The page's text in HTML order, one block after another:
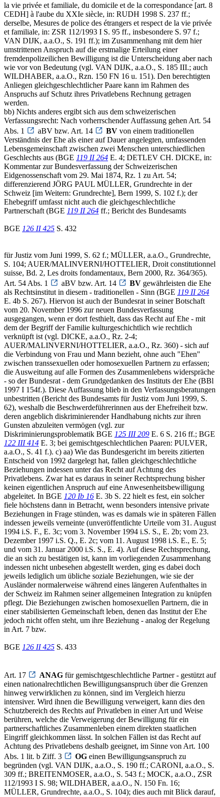
la vie privée et familiale, du domicile et de la correspondance [art. 8
CEDH] à l'aube du XXIe siècle, in: RUDH 1998 S. 237 ff.;
derselbe, Mesures de police des étrangers et respect de la vie privée
et familiale, in: ZSR 112/1993 I S. 95 ff., insbesondere S. 97 f.;
VAN DIJK, a.a.O., S. 191 ff.); im Zusammenhang mit dem hier
umstrittenen Anspruch auf die erstmalige Erteilung einer
fremdenpolizeilichen Bewilligung ist die Unterscheidung aber nach
wie vor von Bedeutung (vgl. VAN DIJK, a.a.O., S. 185 III.; auch
WILDHABER, a.a.O., Rzn. 150 FN 16 u. 151). Den berechtigten
Anliegen gleichgeschlechtlicher Paare kann im Rahmen des
Anspruchs auf Schutz ihres Privatlebens Rechnung getragen
werden.
bb) Nichts anderes ergibt sich aus dem schweizerischen
Verfassungsrecht: Nach vorherrschender Auffassung gehen Art. 54
Abs. 1
aBV bzw. Art. 14 BV von einem traditionellen
Verständnis der Ehe als einer auf Dauer angelegten, umfassenden
Lebensgemeinschaft zwischen zwei Menschen unterschiedlichen
Geschlechts aus (BGE 119 II 264 E. 4; DETLEV CH. DICKE, in:
Kommentar zur Bundesverfassung der Schweizerischen
Eidgenossenschaft vom 29. Mai 1874, Rz. 1 zu Art. 54;
differenzierend JÖRG PAUL MÜLLER, Grundrechte in der
Schweiz [im Weitern: Grundrechte], Bern 1999, S. 102 f.); der
Ehebegriff umfasst nicht auch die gleichgeschlechtliche
Partnerschaft (BGE 119 II 264 ff.; Bericht des Bundesamts
BGE 126 II 425 S. 432
für Justiz vom Juni 1999, S. 62 f.; MÜLLER, a.a.O., Grundrechte,
S. 104; AUER/MALINVERNI/HOTTELIER, Droit constitutionnel
suisse, Bd. 2, Les droits fondamentaux, Bern 2000, Rz. 364/365).
Art. 54 Abs. 1
aBV bzw. Art. 14 BV gewährleisten die Ehe
als Rechtsinstitut in diesem - traditionellen - Sinn (BGE 119 II 264
E. 4b S. 267). Hiervon ist auch der Bundesrat in seiner Botschaft
vom 20. November 1996 zur neuen Bundesverfassung
ausgegangen, wenn er dort festhielt, dass das Recht auf Ehe - mit
dem der Begriff der Familie kulturgeschichtlich wie rechtlich
verknüpft ist (vgl. DICKE, a.a.O., Rz. 2-4;
AUER/MALINVERNI/HOTTELIER, a.a.O., Rz. 360) - sich auf
die Verbindung von Frau und Mann bezieht, ohne auch "Ehen"
zwischen transsexuellen oder homosexuellen Partnern zu erfassen;
die Ausweitung auf alle Formen des Zusammenlebens widerspräche
- so der Bundesrat - dem Grundgedanken des Instituts der Ehe (BBl
1997 I 154f.). Diese Auffassung blieb in den Verfassungsberatungen
unbestritten (Bericht des Bundesamts für Justiz vom Juni 1999, S.
62), weshalb die Beschwerdeführerinnen aus der Ehefreiheit bzw.
deren angeblich diskriminierender Handhabung nichts zur ihren
Gunsten abzuleiten vermögen (vgl. zur
Diskriminierungsproblematik BGE 125 III 209 E. 6 S. 216 ff.; BGE
122 III 414 E. 3; bei gemischtgeschlechtlichen Paaren: PULVER,
a.a.O., S. 41 f.). c) aa) Wie das Bundesgericht im bereits zitierten
Entscheid von 1992 dargelegt hat, fallen gleichgeschlechtliche
Beziehungen indessen unter das Recht auf Achtung des
Privatlebens. Zwar hat es daraus in seiner Rechtsprechung bisher
keinen eigentlichen Anspruch auf eine Anwesenheitsbewilligung
abgeleitet. In BGE 120 Ib 16 E. 3b S. 22 hielt es fest, ein solcher
fiele höchstens dann in Betracht, wenn besonders intensive private
Beziehungen in Frage stünden, was es damals wie in späteren Fällen
indessen jeweils verneinte (unveröffentlichte Urteile vom 31. August
1994 i.S. F., E. 3c; vom 3. November 1994 i.S. S., E. 2b; vom 23.
Dezember 1997 i.S. Q., E. 2c; vom 11. August 1998 i.S. E., E. 5;
und vom 31. Januar 2000 i.S. S., E. 4). Auf diese Rechtsprechung,
die an sich zu bestätigen ist, kann im vorliegenden Zusammenhang
indessen nicht unbesehen abgestellt werden, ging es dabei doch
jeweils lediglich um übliche soziale Beziehungen, wie sie der
Ausländer normalerweise während eines längeren Aufenthaltes in
der Schweiz im Rahmen seiner allgemeinen Integration zu knüpfen
pflegt. Die Beziehungen zwischen homosexuellen Partnern, die in
einer stabilisierten Gemeinschaft leben, denen das Institut der Ehe
jedoch nicht offen steht, um ihre Beziehung - analog der Regelung
in Art. 7 bzw.
BGE 126 II 425 S. 433
Art. 17 ANAG für gemischtgeschlechtliche Partner - gestützt auf
einen nationalrechtlichen Bewilligungsanspruch über die Grenzen
hinweg verwirklichen zu können, sind im Vergleich hierzu
intensiver. Wird ihnen die Bewilligung verweigert, kann dies den
Schutzbereich des Rechts auf Privatleben in einer Art und Weise
berühren, welche die Verweigerung der Bewilligung für ein
partnerschaftliches Zusammenleben einem direkten staatlichen
Eingriff gleichkommen lässt. In solchen Fällen ist das Recht auf
Achtung des Privatlebens deshalb geeignet, im Sinne von Art. 100
Abs. 1 lit. b Ziff. 3
OG einen Bewilligungsanspruch zu
begründen (vgl. VAN DIJK, a.a.O., S. 190 ff.; CARONI, a.a.O., S.
309 ff.; BREITENMOSER, a.a.O., S. 543 f.; MOCK, a.a.O., ZSR
112/1993 I S. 98; WILDHABER, a.a.O., N. 150 Fn. 16;
MÜLLER, Grundrechte, a.a.O., S. 104); dies auch mit Blick darauf,